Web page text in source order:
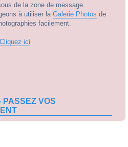
de la zone de message.
à utiliser la Galerie Photos de
facilement.
Cliquez ici
PASSEZ VOS